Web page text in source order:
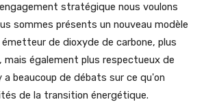
stratégique nous voulons
sommes présents un nouveau modèle
de dioxyde de carbone, plus
mais également plus respectueux de
a beaucoup de débats sur ce qu'on
de la transition énergétique.